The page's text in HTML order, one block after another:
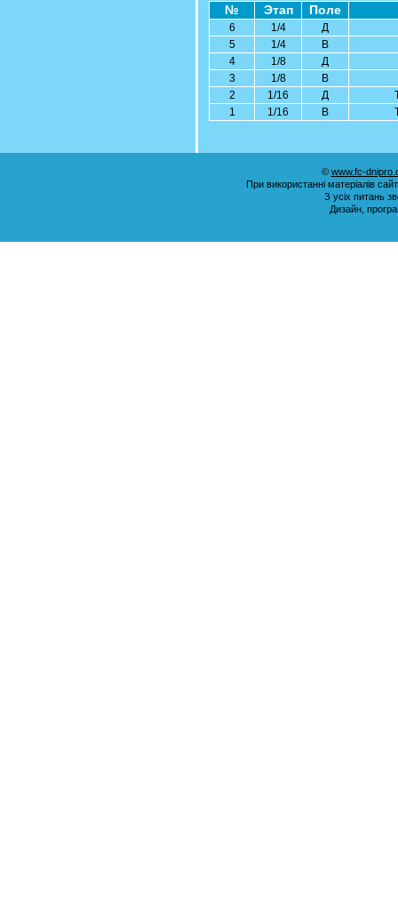
№ Этап Поле
6 1/4
Д
5
1/4
В
4
1/8
Д
3
1/8
В
2
1/16 Д
1
1/16 В
© www.fc-
При використанні матеріалів
З усіх питань
Дизайн,